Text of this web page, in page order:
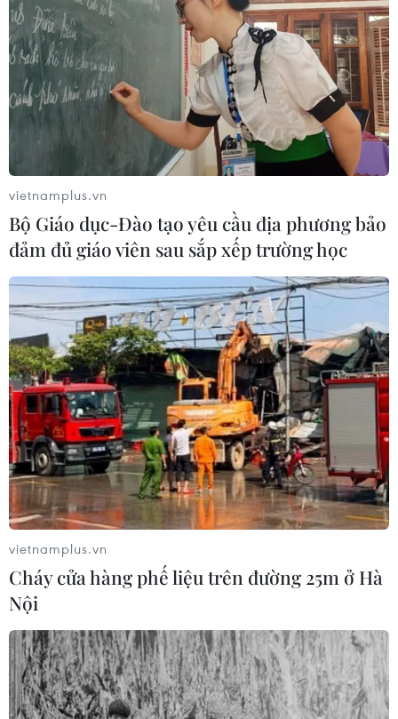
vietnamplus.vn
Bộ Giáo dục-Đào tạo yêu cầu địa phương bảo
đảm đủ giáo viên sau sắp xếp trường học
vietnamplus.vn
Cháy cửa hàng phế liệu trên đường 25m ở Hà
Nội